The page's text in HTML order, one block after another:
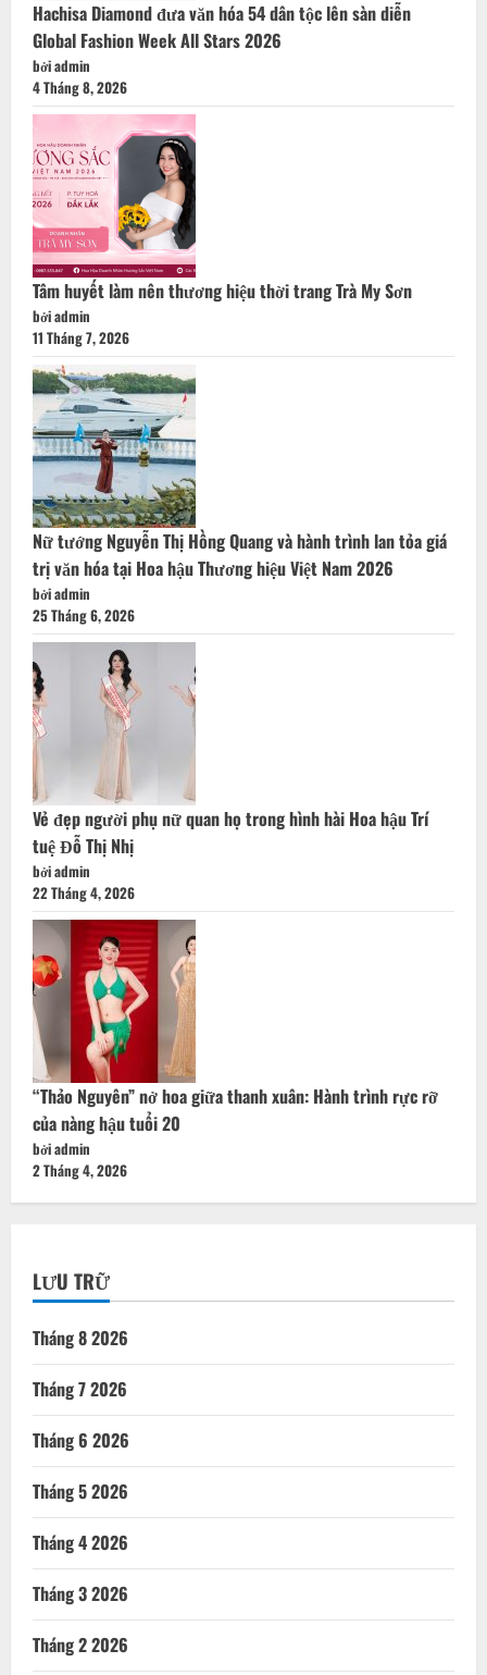
Hachisa Diamond đưa văn hóa 54 dân tộc lên sàn diễn
Global Fashion Week All Stars 2026
bởi admin
4 Tháng 8, 2026
Tâm huyết làm nên thương hiệu thời trang Trà My Sơn
bởi admin
11 Tháng 7, 2026
Nữ tướng Nguyễn Thị Hồng Quang và hành trình lan tỏa giá
trị văn hóa tại Hoa hậu Thương hiệu Việt Nam 2026
bởi admin
25 Tháng 6, 2026
Vẻ đẹp người phụ nữ quan họ trong hình hài Hoa hậu Trí
tuệ Đỗ Thị Nhị
bởi admin
22 Tháng 4, 2026
“Thảo Nguyên” nở hoa giữa thanh xuân: Hành trình rực rỡ
của nàng hậu tuổi 20
bởi admin
2 Tháng 4, 2026
LƯU TRỮ
Tháng 8 2026
Tháng 7 2026
Tháng 6 2026
Tháng 5 2026
Tháng 4 2026
Tháng 3 2026
Tháng 2 2026